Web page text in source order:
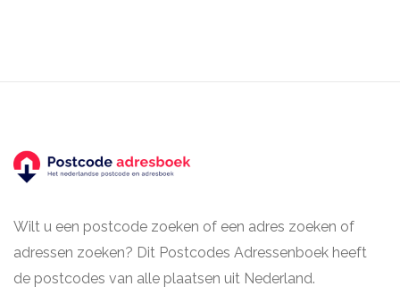
Wilt u een postcode zoeken of een adres zoeken of
adressen zoeken? Dit Postcodes Adressenboek heeft
de postcodes van alle plaatsen uit Nederland.